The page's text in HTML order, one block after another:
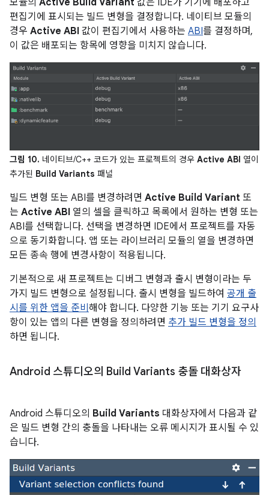
모듈의 Active Build Variant 값은 IDE가 기기에 배포하고
편집기에 표시되는 빌드 변형을 결정합니다. 네이티브 모듈의
경우 Active ABI 값이 편집기에서 사용하는 ABI를 결정하며,
이 값은 배포되는 항목에 영향을 미치지 않습니다.
그림 10. 네이티브/C++ 코드가 있는 프로젝트의 경우 Active ABI 열이
추가된 Build Variants 패널
빌드 변형 또는 ABI를 변경하려면 Active Build Variant 또
는 Active ABI 열의 셀을 클릭하고 목록에서 원하는 변형 또는
ABI를 선택합니다. 선택을 변경하면 IDE에서 프로젝트를 자동
으로 동기화합니다. 앱 또는 라이브러리 모듈의 열을 변경하면
모든 종속 행에 변경사항이 적용됩니다.
기본적으로 새 프로젝트는 디버그 변형과 출시 변형이라는 두
가지 빌드 변형으로 설정됩니다. 출시 변형을 빌드하여 공개 출
시를 위한 앱을 준비 해야 합니다. 다양한 기능 또는 기기 요구사
항이 있는 앱의 다른 변형을 정의하려면 추가 빌드 변형을 정의
하면 됩니다.
Android 스튜디오의 Build Variants 충돌 대화상자
Android 스튜디오의 Build Variants 대화상자에서 다음과 같
은 빌드 변형 간의 충돌을 나타내는 오류 메시지가 표시될 수 있
습니다.